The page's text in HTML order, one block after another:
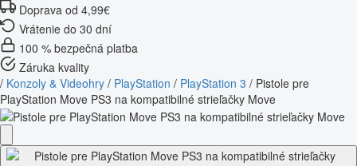
Doprava od 4,99€
Vrátenie do 30 dní
100 % bezpečná platba
Záruka kvality
/ Konzoly & Videohry / PlayStation / PlayStation 3 / Pistole pre
PlayStation Move PS3 na kompatibilné strieľačky Move